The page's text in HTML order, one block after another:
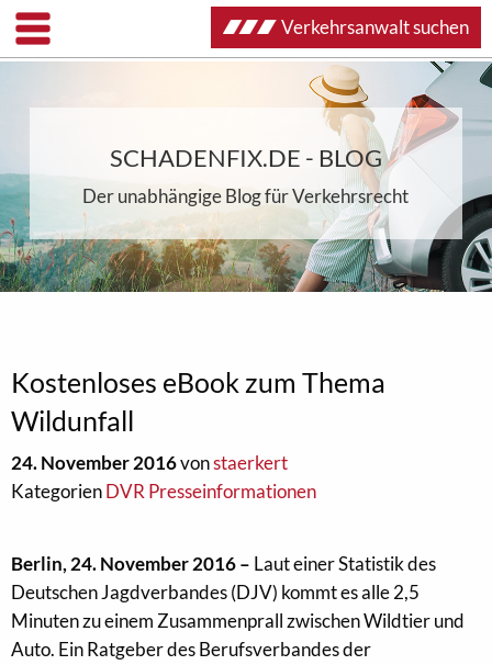
SCHADENFIX.DE - BLOG
Der unabhängige Blog für Verkehrsrecht
Kostenloses eBook zum Thema
Wildunfall
24. November 2016vonstaerkert
KategorienDVR Presseinformationen
Berlin, 24. November 2016 – Laut einer Statistik des
Deutschen Jagdverbandes (DJV) kommt es alle 2,5
Minuten zu einem Zusammenprall zwischen Wildtier und
Auto. Ein Ratgeber des Berufsverbandes der
Verkehrsanwalt suchen